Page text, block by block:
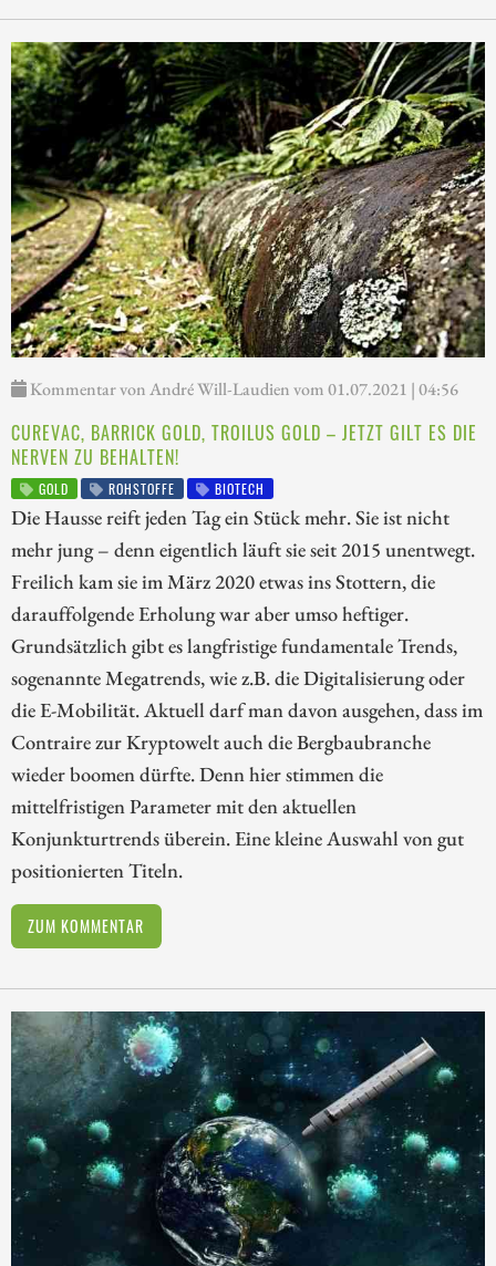
Kommentar von André Will-Laudien vom 01.07.2021 | 04:56
CUREVAC, BARRICK GOLD, TROILUS GOLD – JETZT GILT ES DIE
NERVEN ZU BEHALTEN!
GOLD ROHSTOFFE BIOTECH
Die Hausse reift jeden Tag ein Stück mehr. Sie ist nicht
mehr jung – denn eigentlich läuft sie seit 2015 unentwegt.
Freilich kam sie im März 2020 etwas ins Stottern, die
darauffolgende Erholung war aber umso heftiger.
Grundsätzlich gibt es langfristige fundamentale Trends,
sogenannte Megatrends, wie z.B. die Digitalisierung oder
die E-Mobilität. Aktuell darf man davon ausgehen, dass im
Contraire zur Kryptowelt auch die Bergbaubranche
wieder boomen dürfte. Denn hier stimmen die
mittelfristigen Parameter mit den aktuellen
Konjunkturtrends überein. Eine kleine Auswahl von gut
positionierten Titeln.
ZUM KOMMENTAR